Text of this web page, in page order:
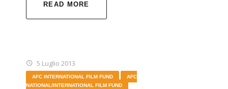
READ MORE
5 Luglio 2013
AFC INTERNATIONAL FILM FUND
AFC
NATIONAL/INTERNATIONAL FILM FUND